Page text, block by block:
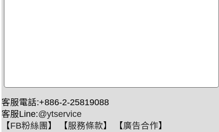
客服電話:+886-2-25819088
客服Line:@ytservice
【FB粉絲團 】 【服務條款】 【廣告合作】